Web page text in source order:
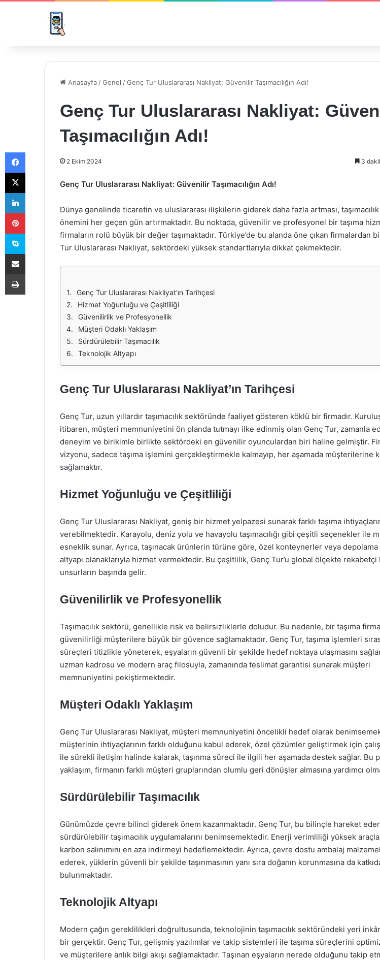
Anasayfa /Genel /Genç Tur Uluslararası Nakliyat: Güvenilir Taşımacılığın Adı!
Genç Tur Uluslararası Nakliyat:
Taşımacılığın Adı!
2 Ekim 2024 3
Genç Tur Uluslararası Nakliyat: Güvenilir Taşımacılığın Adı!
Dünya genelinde ticaretin ve uluslararası ilişkilerin giderek daha fazla artması,
önemini her geçen gün artırmaktadır. Bu noktada, güvenilir ve profesyonel bir taşıma
firmaların rolü büyük bir değer taşımaktadır. Türkiye’de bu alanda öne çıkan firmalardan
Tur Uluslararası Nakliyat, sektördeki yüksek standartlarıyla dikkat çekmektedir.
Genç Tur Uluslararası Nakliyat'ın Tarihçesi
Hizmet Yoğunluğu ve Çeşitliliği
Güvenilirlik ve Profesyonellik
Müşteri Odaklı Yaklaşım
Sürdürülebilir Taşımacılık
Teknolojik Altyapı
Genç Tur Uluslararası Nakliyat’ın Tarihçesi
Genç Tur, uzun yıllardır taşımacılık sektöründe faaliyet gösteren köklü bir firmadır.
itibaren, müşteri memnuniyetini ön planda tutmayı ilke edinmiş olan Genç Tur, zamanla
deneyim ve birikimle birlikte sektördeki en güvenilir oyunculardan biri haline gelmiştir.
vizyonu, sadece taşıma işlemini gerçekleştirmekle kalmayıp, her aşamada müşterilerine
sağlamaktır.
Hizmet Yoğunluğu ve Çeşitliliği
Genç Tur Uluslararası Nakliyat, geniş bir hizmet yelpazesi sunarak farklı taşıma
verebilmektedir. Karayolu, deniz yolu ve havayolu taşımacılığı gibi çeşitli seçenekler ile
esneklik sunar. Ayrıca, taşınacak ürünlerin türüne göre, özel konteynerler veya depolama
altyapı olanaklarıyla hizmet vermektedir. Bu çeşitlilik, Genç Tur’u global ölçekte rekabetçi
unsurların başında gelir.
Güvenilirlik ve Profesyonellik
Taşımacılık sektörü, genellikle risk ve belirsizliklerle doludur. Bu nedenle, bir taşıma
güvenilirliği müşterilere büyük bir güvence sağlamaktadır. Genç Tur, taşıma işlemleri
süreçleri titizlikle yöneterek, eşyaların güvenli bir şekilde hedef noktaya ulaşmasını
uzman kadrosu ve modern araç filosuyla, zamanında teslimat garantisi sunarak müşteri
memnuniyetini pekiştirmektedir.
Müşteri Odaklı Yaklaşım
Genç Tur Uluslararası Nakliyat, müşteri memnuniyetini öncelikli hedef olarak
müşterinin ihtiyaçlarının farklı olduğunu kabul ederek, özel çözümler geliştirmek için
ile sürekli iletişim halinde kalarak, taşınma süreci ile ilgili her aşamada destek sağlar. Bu
yaklaşım, firmanın farklı müşteri gruplarından olumlu geri dönüşler almasına yardımcı
Sürdürülebilir Taşımacılık
Günümüzde çevre bilinci giderek önem kazanmaktadır. Genç Tur, bu bilinçle hareket
sürdürülebilir taşımacılık uygulamalarını benimsemektedir. Enerji verimliliği yüksek
karbon salınımını en aza indirmeyi hedeflemektedir. Ayrıca, çevre dostu ambalaj
ederek, yüklerin güvenli bir şekilde taşınmasının yanı sıra doğanın korunmasına da
bulunmaktadır.
Teknolojik Altyapı
Modern çağın gereklilikleri doğrultusunda, teknolojinin taşımacılık sektöründeki yeri
bir gerçektir. Genç Tur, gelişmiş yazılımlar ve takip sistemleri ile taşıma süreçlerini
ve müşterilere anlık bilgi akışı sağlamaktadır. Taşınan eşyaların nerede olduğunu takip
Facebook
X
LinkedIn
Pinterest
Skype
E-Posta ile paylaş